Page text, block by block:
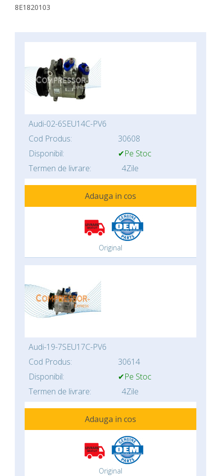
8E1820103
Audi-02-6SEU14C-PV6
Cod Produs:
30608
Disponibil:
✔Pe Stoc
Termen de livrare:
4Zile
Adauga in cos
Original
Audi-19-7SEU17C-PV6
Cod Produs:
30614
Disponibil:
✔Pe Stoc
Termen de livrare:
4Zile
Adauga in cos
Original